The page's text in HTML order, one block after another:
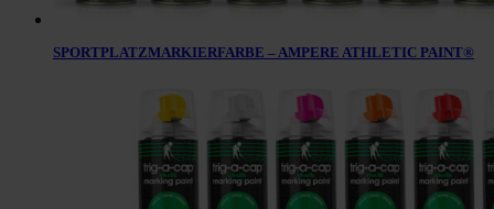
SPORTPLATZMARKIERFARBE – AMPERE ATHLETIC PAINT®